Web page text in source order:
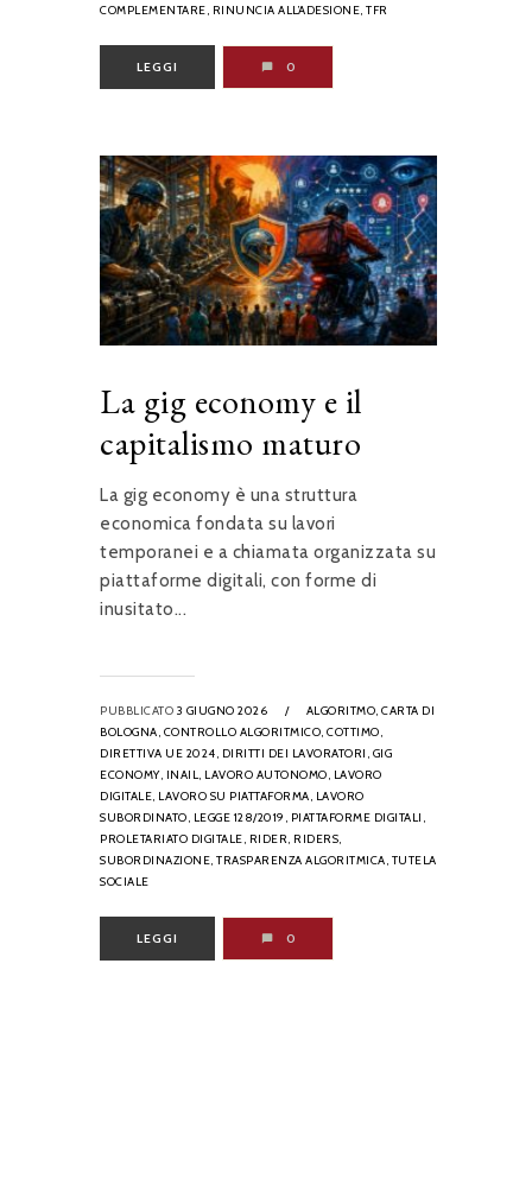
COMPLEMENTARE, RINUNCIA ALL’ADESIONE, TFR
LEGGI 0
La gig economy e il
capitalismo maturo
La gig economy è una struttura
economica fondata su lavori
temporanei e a chiamata organizzata su
piattaforme digitali, con forme di
inusitato...
PUBBLICATO 3 GIUGNO 2026 / ALGORITMO, CARTA DI
BOLOGNA, CONTROLLO ALGORITMICO, COTTIMO,
DIRETTIVA UE 2024, DIRITTI DEI LAVORATORI, GIG
ECONOMY, INAIL, LAVORO AUTONOMO, LAVORO
DIGITALE, LAVORO SU PIATTAFORMA, LAVORO
SUBORDINATO, LEGGE 128/2019, PIATTAFORME DIGITALI,
PROLETARIATO DIGITALE, RIDER, RIDERS,
SUBORDINAZIONE, TRASPARENZA ALGORITMICA, TUTELA
SOCIALE
LEGGI 0